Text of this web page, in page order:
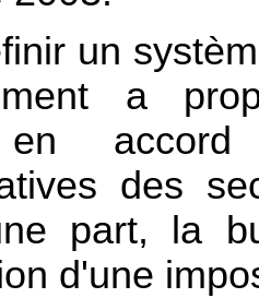
un
a
en
des
part, la
d'une